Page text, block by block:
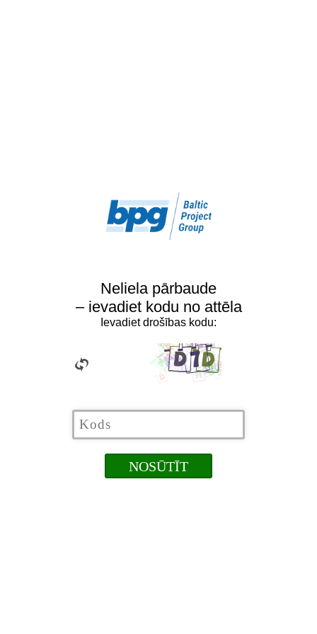
Neliela pārbaude
– ievadiet kodu no attēla
Ievadiet drošības kodu: